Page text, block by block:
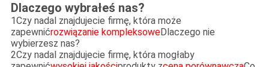
Dlaczego wybrałeś nas?
1Czy nadal znajdujecie firmę, która może
zapewnićrozwiązanie kompleksoweDlaczego nie
wybierzesz nas?
2Czy nadal znajdujecie firmę, która mogłaby